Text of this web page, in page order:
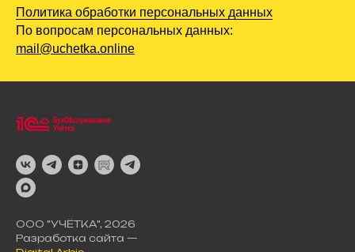
Политика обработки персональных данных
По вопросам персональных данных:
mail@uchetka.online
ООО "УЧЁТКА", 2026
Разработка сайта —